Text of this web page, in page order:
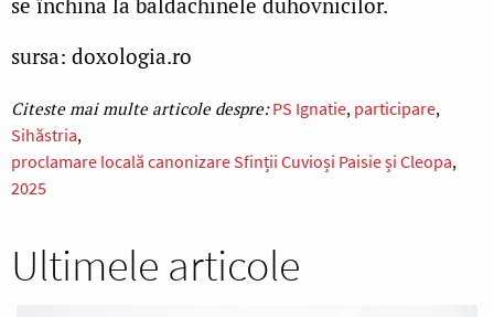
sursa: doxologia.ro
PS Ignatie participare
Sihăstria
proclamare locală canonizare Sfinții Cuvioși Paisie și Cleopa
2025
Ultimele articole